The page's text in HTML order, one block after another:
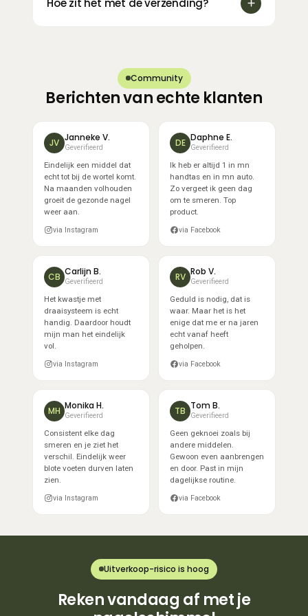
zonder te veel of te weinig. Breng de oplossing aan
op, stuur dan een e-mail naar onze klantenservice via
Hoe zit het met de verzending?
Community
Berichten van echte klanten
JV Janneke V.
Geverifieerd
Eindelijk een middel dat
echt tot bij de wortel komt.
Na maanden volhouden
groeit de gezonde nagel
weer aan.
via Instagram
DE Daphne E.
Geverifieerd
Ik heb er altijd 1 in mn
handtas en in mn auto.
Zo vergeet ik geen dag
om te smeren. Top
product.
via Facebook
CB Carlijn B.
Geverifieerd
Het kwastje met
draaisysteem is echt
handig. Daardoor houdt
mijn man het eindelijk
vol.
via Instagram
RV Rob V.
Geverifieerd
Geduld is nodig, dat is
waar. Maar het is het
enige dat me er na jaren
echt vanaf heeft
geholpen.
via Facebook
MH Monika H.
Geverifieerd
Consistent elke dag
smeren en je ziet het
verschil. Eindelijk weer
blote voeten durven laten
zien.
via Instagram
TB Tom B.
Geverifieerd
Geen geknoei zoals bij
andere middelen.
Gewoon even aanbrengen
en door. Past in mijn
dagelijkse routine.
via Facebook
Uitverkoop-risico is hoog
Reken vandaag af met je